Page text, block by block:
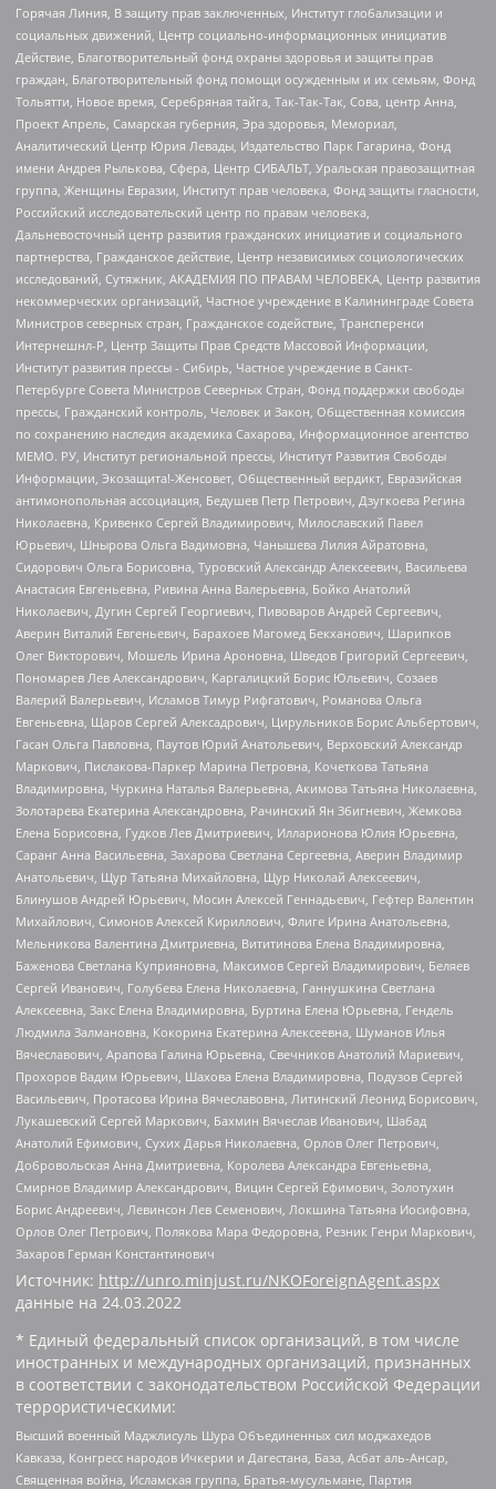
Горячая Линия, В защиту прав заключенных, Институт глобализации и
социальных движений, Центр социально-информационных инициатив
Действие, Благотворительный фонд охраны здоровья и защиты прав
граждан, Благотворительный фонд помощи осужденным и их семьям, Фонд
Тольятти, Новое время, Серебряная тайга, Так-Так-Так, Сова, центр Анна,
Проект Апрель, Самарская губерния, Эра здоровья, Мемориал,
Аналитический Центр Юрия Левады, Издательство Парк Гагарина, Фонд
имени Андрея Рылькова, Сфера, Центр СИБАЛЬТ, Уральская правозащитная
группа, Женщины Евразии, Институт прав человека, Фонд защиты гласности,
Российский исследовательский центр по правам человека,
Дальневосточный центр развития гражданских инициатив и социального
партнерства, Гражданское действие, Центр независимых социологических
исследований, Сутяжник, АКАДЕМИЯ ПО ПРАВАМ ЧЕЛОВЕКА, Центр развития
некоммерческих организаций, Частное учреждение в Калининграде Совета
Министров северных стран, Гражданское содействие, Трансперенси
Интернешнл-Р, Центр Защиты Прав Средств Массовой Информации,
Институт развития прессы - Сибирь, Частное учреждение в Санкт-
Петербурге Совета Министров Северных Стран, Фонд поддержки свободы
прессы, Гражданский контроль, Человек и Закон, Общественная комиссия
по сохранению наследия академика Сахарова, Информационное агентство
МЕМО. РУ, Институт региональной прессы, Институт Развития Свободы
Информации, Экозащита!-Женсовет, Общественный вердикт, Евразийская
антимонопольная ассоциация, Бедушев Петр Петрович, Дзугкоева Регина
Николаевна, Кривенко Сергей Владимирович, Милославский Павел
Юрьевич, Шнырова Ольга Вадимовна, Чанышева Лилия Айратовна,
Сидорович Ольга Борисовна, Туровский Александр Алексеевич, Васильева
Анастасия Евгеньевна, Ривина Анна Валерьевна, Бойко Анатолий
Николаевич, Дугин Сергей Георгиевич, Пивоваров Андрей Сергеевич,
Аверин Виталий Евгеньевич, Барахоев Магомед Бекханович, Шарипков
Олег Викторович, Мошель Ирина Ароновна, Шведов Григорий Сергеевич,
Пономарев Лев Александрович, Каргалицкий Борис Юльевич, Созаев
Валерий Валерьевич, Исламов Тимур Рифгатович, Романова Ольга
Евгеньевна, Щаров Сергей Алексадрович, Цирульников Борис Альбертович,
Гасан Ольга Павловна, Паутов Юрий Анатольевич, Верховский Александр
Маркович, Пислакова-Паркер Марина Петровна, Кочеткова Татьяна
Владимировна, Чуркина Наталья Валерьевна, Акимова Татьяна Николаевна,
Золотарева Екатерина Александровна, Рачинский Ян Збигневич, Жемкова
Елена Борисовна, Гудков Лев Дмитриевич, Илларионова Юлия Юрьевна,
Саранг Анна Васильевна, Захарова Светлана Сергеевна, Аверин Владимир
Анатольевич, Щур Татьяна Михайловна, Щур Николай Алексеевич,
Блинушов Андрей Юрьевич, Мосин Алексей Геннадьевич, Гефтер Валентин
Михайлович, Симонов Алексей Кириллович, Флиге Ирина Анатольевна,
Мельникова Валентина Дмитриевна, Вититинова Елена Владимировна,
Баженова Светлана Куприяновна, Максимов Сергей Владимирович, Беляев
Сергей Иванович, Голубева Елена Николаевна, Ганнушкина Светлана
Алексеевна, Закс Елена Владимировна, Буртина Елена Юрьевна, Гендель
Людмила Залмановна, Кокорина Екатерина Алексеевна, Шуманов Илья
Вячеславович, Арапова Галина Юрьевна, Свечников Анатолий Мариевич,
Прохоров Вадим Юрьевич, Шахова Елена Владимировна, Подузов Сергей
Васильевич, Протасова Ирина Вячеславовна, Литинский Леонид Борисович,
Лукашевский Сергей Маркович, Бахмин Вячеслав Иванович, Шабад
Анатолий Ефимович, Сухих Дарья Николаевна, Орлов Олег Петрович,
Добровольская Анна Дмитриевна, Королева Александра Евгеньевна,
Смирнов Владимир Александрович, Вицин Сергей Ефимович, Золотухин
Борис Андреевич, Левинсон Лев Семенович, Локшина Татьяна Иосифовна,
Орлов Олег Петрович, Полякова Мара Федоровна, Резник Генри Маркович,
Захаров Герман Константинович
Источник: http://unro.minjust.ru/NKOForeignAgent.aspx
данные на 24.03.2022
* Единый федеральный список организаций, в том числе
иностранных и международных организаций, признанных
в соответствии с законодательством Российской Федерации
террористическими:
Высший военный Маджлисуль Шура Объединенных сил моджахедов
Кавказа, Конгресс народов Ичкерии и Дагестана, База, Асбат аль-Ансар,
Священная война, Исламская группа, Братья-мусульмане, Партия